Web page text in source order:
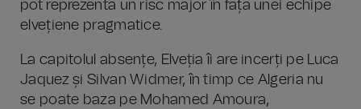
pot reprezenta un risc major în fața unei echipe
elvețiene pragmatice.
La capitolul absențe, Elveția îi are incerți pe Luca
Jaquez și Silvan Widmer, în timp ce Algeria nu
se poate baza pe Mohamed Amoura,